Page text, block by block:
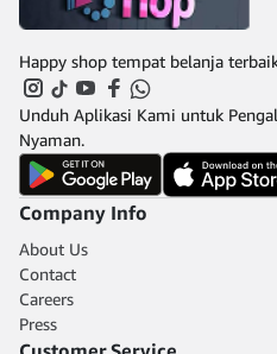
Happy shop tempat belanja
Unduh Aplikasi Kami untuk
Nyaman.
Company Info
About Us
Contact
Careers
Press